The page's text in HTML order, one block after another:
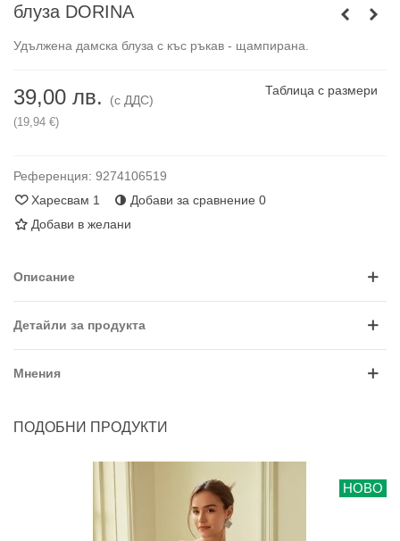
блуза DORINA
Удължена дамска блуза с къс ръкав - щампирана.
39,00 лв. (с ДДС)
(19,94 €)
Таблица с размери
Референция: 9274106519
Харесвам 1 Добави за сравнение 0
Добави в желани
Описание
Детайли за продукта
Мнения
ПОДОБНИ ПРОДУКТИ
НОВО